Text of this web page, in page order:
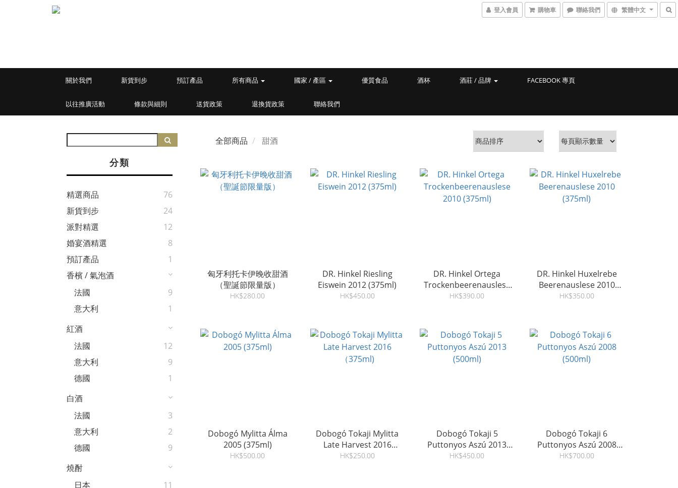
登入會員 購物車 聯絡我們 繁體中文
關於我們 新貨到步 預訂產品 所有商品 國家 / 產區 優質食品 酒杯 酒莊 / 品牌 FACEBOOK 專頁
以往推廣活動 條款與細則 送貨政策 退換貨政策 聯絡我們
分類
精選商品
76
新貨到步
24
派對精選
12
婚宴酒精選
8
預訂產品
1
香檳 / 氣泡酒
法國
9
意大利
1
紅酒
法國
12
意大利
9
德國
1
白酒
法國
3
意大利
2
德國
9
燒酎
日本
11
全部商品 甜酒
匈牙利托卡伊晚收甜酒
（聖誕節限量版）
HK$280.00
DR. Hinkel Riesling
Eiswein 2012 (375ml)
HK$450.00
DR. Hinkel Ortega
Trockenbeerenauslese
2010 (375ml)
HK$390.00
DR. Hinkel Huxelrebe
Beerenauslese 2010
(375ml)
HK$350.00
Dobogó Mylitta Álma
2005 (375ml)
HK$500.00
Dobogó Tokaji Mylitta
Late Harvest 2016
（375ml)
HK$250.00
Dobogó Tokaji 5
Puttonyos Aszú 2013
(500ml)
HK$450.00
Dobogó Tokaji 6
Puttonyos Aszú 2008
(500ml)
HK$700.00